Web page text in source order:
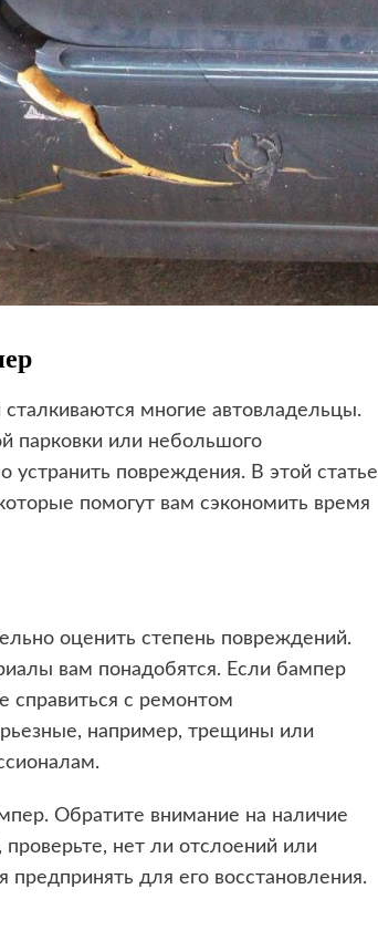
многие автовладельцы.
парковки или небольшого
устранить повреждения. В этой статье
помогут вам сэкономить время
оценить степень повреждений.
вам понадобятся. Если бампер
с ремонтом
например, трещины или
Обратите внимание на наличие
нет ли отслоений или
для его восстановления.